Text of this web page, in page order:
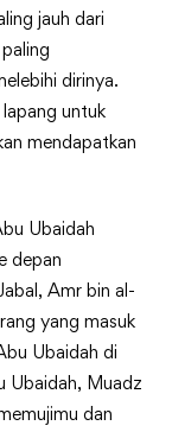
jauh dari
dirinya.
untuk
mendapatkan
Ubaidah
depan
Amr bin al-
yang masuk
Ubaidah di
Ubaidah, Muadz
dan